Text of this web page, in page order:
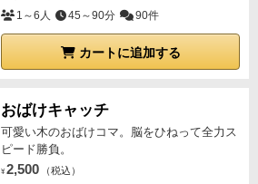
1～6人 45～90分 90件
カートに追加する
おばけキャッチ
可愛い木のおばけコマ。脳をひねって全力ス
ピード勝負。
¥ 2,500 （税込）